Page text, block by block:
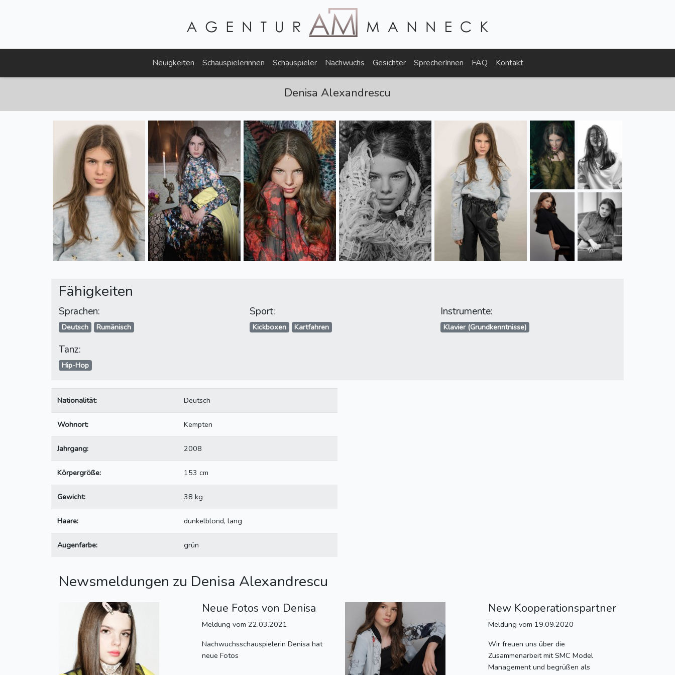
Neuigkeiten Schauspielerinnen Schauspieler Nachwuchs Gesichter SprecherInnen FAQ Kontakt
Denisa Alexandrescu
Fähigkeiten
Sprachen:
Deutsch Rumänisch
Sport:
Kickboxen Kartfahren
Instrumente:
Klavier (Grundkenntnisse)
Tanz:
Hip-Hop
Nationalität: Deutsch
Wohnort: Kempten
Jahrgang: 2008
Körpergröße: 153 cm
Gewicht: 38 kg
Haare: dunkelblond, lang
Augenfarbe: grün
Newsmeldungen zu Denisa Alexandrescu
Neue Fotos von Denisa
Meldung vom 22.03.2021
Nachwuchsschauspielerin Denisa hat
neue Fotos
New Kooperationspartner
Meldung vom 19.09.2020
Wir freuen uns über die
Zusammenarbeit mit SMC Model
Management und begrüßen als